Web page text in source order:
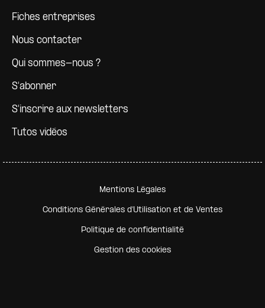
Fiches entreprises
Nous contacter
Qui sommes-nous ?
S'abonner
S'inscrire aux newsletters
Tutos vidéos
Pied de page secondaire
Mentions Légales
Conditions Générales d'Utilisation et de Ventes
Politique de confidentialité
Gestion des cookies